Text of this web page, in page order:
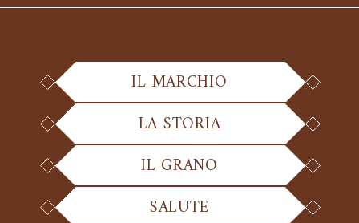
IL MARCHIO
LA STORIA
IL GRANO
SALUTE